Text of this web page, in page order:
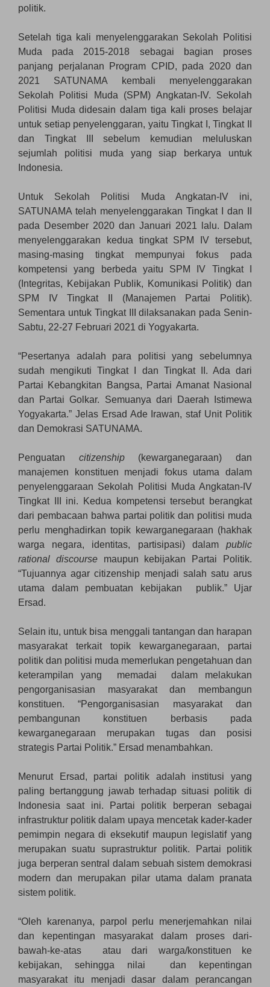
politik.
Setelah tiga kali menyelenggarakan Sekolah Politisi
Muda pada 2015-2018 sebagai bagian proses
panjang perjalanan Program CPID, pada 2020 dan
2021 SATUNAMA kembali menyelenggarakan
Sekolah Politisi Muda (SPM) Angkatan-IV. Sekolah
Politisi Muda didesain dalam tiga kali proses belajar
untuk setiap penyelenggaran, yaitu Tingkat I, Tingkat II
dan Tingkat III sebelum kemudian meluluskan
sejumlah politisi muda yang siap berkarya untuk
Indonesia.
Untuk Sekolah Politisi Muda Angkatan-IV ini,
SATUNAMA telah menyelenggarakan Tingkat I dan II
pada Desember 2020 dan Januari 2021 lalu. Dalam
menyelenggarakan kedua tingkat SPM IV tersebut,
masing-masing tingkat mempunyai fokus pada
kompetensi yang berbeda yaitu SPM IV Tingkat I
(Integritas, Kebijakan Publik, Komunikasi Politik) dan
SPM IV Tingkat II (Manajemen Partai Politik).
Sementara untuk Tingkat III dilaksanakan pada Senin-
Sabtu, 22-27 Februari 2021 di Yogyakarta.
“Pesertanya adalah para politisi yang sebelumnya
sudah mengikuti Tingkat I dan Tingkat II. Ada dari
Partai Kebangkitan Bangsa, Partai Amanat Nasional
dan Partai Golkar. Semuanya dari Daerah Istimewa
Yogyakarta.” Jelas Ersad Ade Irawan, staf Unit Politik
dan Demokrasi SATUNAMA.
Penguatan citizenship(kewarganegaraan) dan
manajemen konstituen menjadi fokus utama dalam
penyelenggaraan Sekolah Politisi Muda Angkatan-IV
Tingkat III ini. Kedua kompetensi tersebut berangkat
dari pembacaan bahwa partai politik dan politisi muda
perlu menghadirkan topik kewarganegaraan (hakhak
warga negara, identitas, partisipasi) dalam public
rational discoursemaupun kebijakan Partai Politik.
“Tujuannya agar citizenship menjadi salah satu arus
utama dalam pembuatan kebijakan publik.” Ujar
Ersad.
Selain itu, untuk bisa menggali tantangan dan harapan
masyarakat terkait topik kewarganegaraan, partai
politik dan politisi muda memerlukan pengetahuan dan
keterampilan yang memadai dalam melakukan
pengorganisasian masyarakat dan membangun
konstituen. “Pengorganisasian masyarakat dan
pembangunan konstituen berbasis pada
kewarganegaraan merupakan tugas dan posisi
strategis Partai Politik.” Ersad menambahkan.
Menurut Ersad, partai politik adalah institusi yang
paling bertanggung jawab terhadap situasi politik di
Indonesia saat ini. Partai politik berperan sebagai
infrastruktur politik dalam upaya mencetak kader-kader
pemimpin negara di eksekutif maupun legislatif yang
merupakan suatu suprastruktur politik. Partai politik
juga berperan sentral dalam sebuah sistem demokrasi
modern dan merupakan pilar utama dalam pranata
sistem politik.
“Oleh karenanya, parpol perlu menerjemahkan nilai
dan kepentingan masyarakat dalam proses dari-
bawah-ke-atas atau dari warga/konstituen ke
kebijakan, sehingga nilai dan kepentingan
masyarakat itu menjadi dasar dalam perancangan